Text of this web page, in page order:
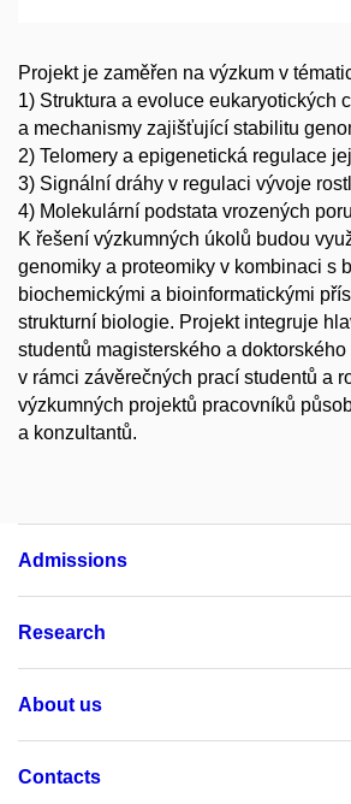
Projekt je zaměřen na výzkum v
1) Struktura a evoluce eukaryotických
a mechanismy zajišťující stabilitu
2) Telomery a epigenetická regulace
3) Signální dráhy v regulaci vývoje
4) Molekulární podstata vrozených
K řešení výzkumných úkolů budou
genomiky a proteomiky v kombinaci s
biochemickými a bioinformatickými
strukturní biologie. Projekt integruje
studentů magisterského a
v rámci závěrečných prací studentů a
výzkumných projektů pracovníků
a konzultantů.
Admissions
Research
About us
Contacts